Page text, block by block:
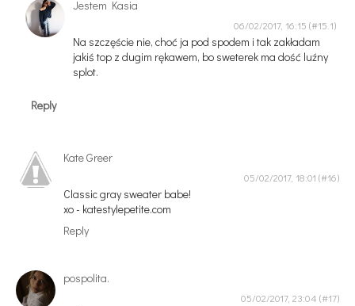
Jestem Kasia
06/02/2017, 16:15
Na szczęście nie, choć ja pod spodem i tak zakładam
jakiś top z dugim rękawem, bo sweterek ma dość luźny
splot.
Reply
Kate Greer
05/02/2017, 18:01
Classic gray sweater babe!
xo - katestylepetite.com
Reply
pospolita.
05/02/2017, 23:04